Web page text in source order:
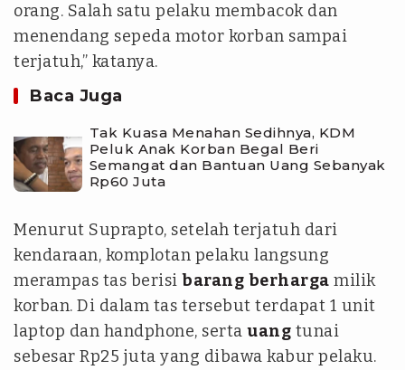
orang. Salah satu pelaku membacok dan
menendang sepeda motor korban sampai
terjatuh,” katanya.
Baca Juga
Tak Kuasa Menahan Sedihnya, KDM
Peluk Anak Korban Begal Beri
Semangat dan Bantuan Uang Sebanyak
Rp60 Juta
Menurut Suprapto, setelah terjatuh dari
kendaraan, komplotan pelaku langsung
merampas tas berisi barang berharga milik
korban. Di dalam tas tersebut terdapat 1 unit
laptop dan handphone, serta uang tunai
sebesar Rp25 juta yang dibawa kabur pelaku.